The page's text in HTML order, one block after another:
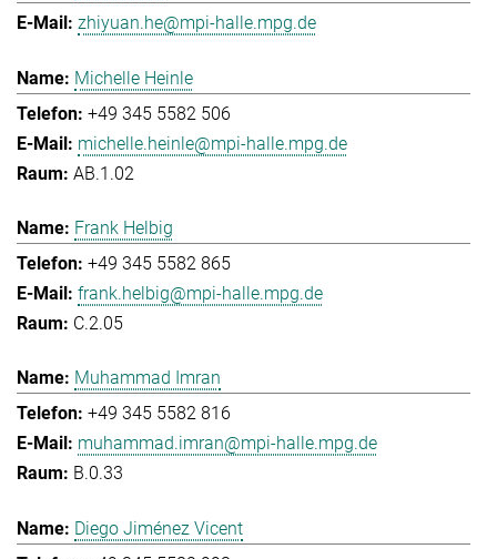
zhiyuan.he@mpi-halle.mpg.de
Michelle Heinle
+49 345 5582 506
michelle.heinle@mpi-halle.mpg.de
AB.1.02
Frank Helbig
+49 345 5582 865
frank.helbig@mpi-halle.mpg.de
C.2.05
Muhammad Imran
+49 345 5582 816
muhammad.imran@mpi-halle.mpg.de
B.0.33
Diego Jiménez Vicent